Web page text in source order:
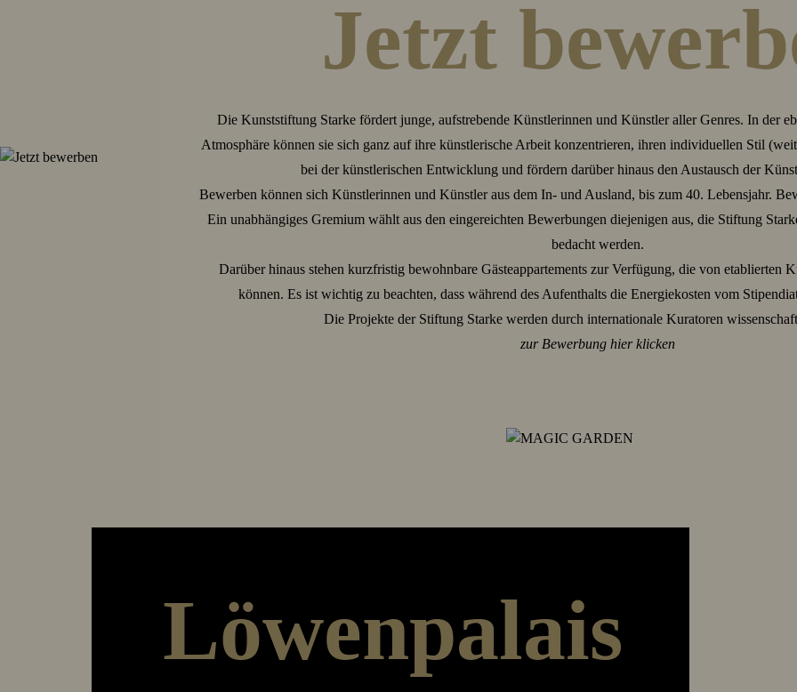
Jetzt
Die Kunststiftung Starke fördert junge, aufstrebende Künstlerinnen und Künstler aller Genres. In der
Atmosphäre können sie sich ganz auf ihre künstlerische Arbeit konzentrieren, ihren individuellen Stil
bei der künstlerischen Entwicklung und fördern darüber hinaus den Austausch der
Bewerben können sich Künstlerinnen und Künstler aus dem In- und Ausland, bis zum 40. Lebensjahr.
Ein unabhängiges Gremium wählt aus den eingereichten Bewerbungen diejenigen aus, die Stiftung
bedacht werden.
Darüber hinaus stehen kurzfristig bewohnbare Gästeappartements zur Verfügung, die von etablierten
können. Es ist wichtig zu beachten, dass während des Aufenthalts die Energiekosten vom
Die Projekte der Stiftung Starke werden durch internationale Kuratoren
zur Bewerbung hier klicken
Löwenpalais